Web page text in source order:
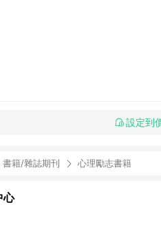
設定到
書籍/雜誌期刊 心理勵志書籍
心